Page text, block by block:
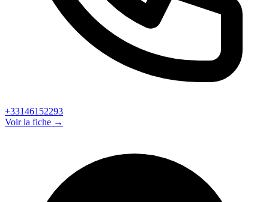
+33146152293
Voir la fiche →